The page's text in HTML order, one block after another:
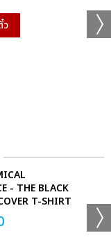
ว
- THE BLACK
T-SHIRT